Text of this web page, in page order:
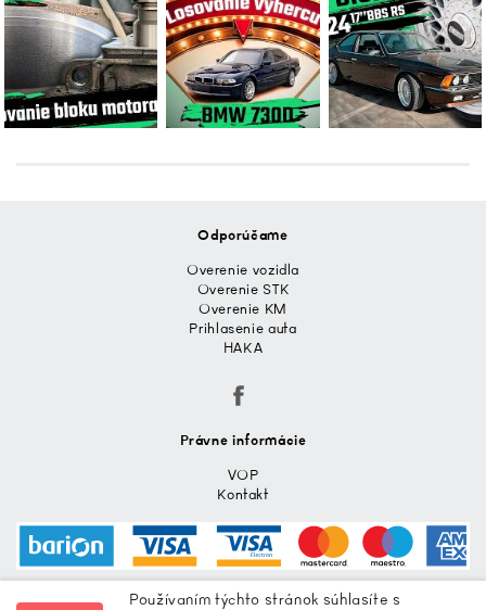
Odporúčame
Overenie vozidla
Overenie STK
Overenie KM
Prihlasenie auta
HAKA
Právne informácie
VOP
Kontakt
Používaním týchto stránok súhlasíte s